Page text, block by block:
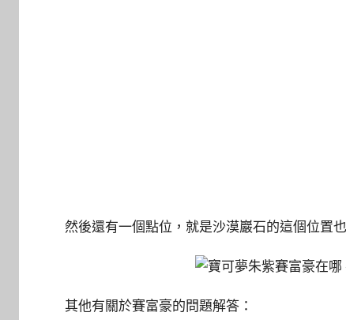
然後還有一個點位，就是沙漠巖石的這個位置
其他有關於賽富豪的問題解答：